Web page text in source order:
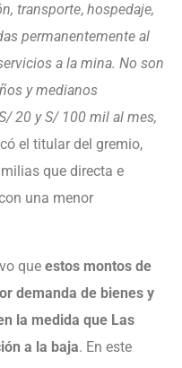
transporte, hospedaje,
permanentemente al
a la mina. No son
y medianos
20 y S/ 100 mil al mes,
el titular del gremio,
que directa e
una menor
que estos montos de
demanda de bienes y
la medida que Las
a la baja. En este